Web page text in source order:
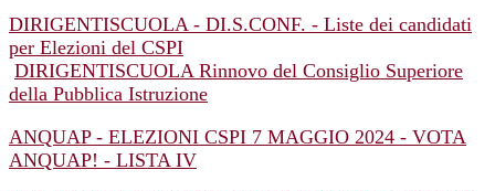
DIRIGENTISCUOLA - DI.S.CONF. - Liste dei candidati
per Elezioni del CSPI
DIRIGENTISCUOLA Rinnovo del Consiglio Superiore
della Pubblica Istruzione
ANQUAP - ELEZIONI CSPI 7 MAGGIO 2024 - VOTA
ANQUAP! - LISTA IV